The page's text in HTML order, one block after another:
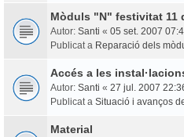
Mòduls "N" festivitat 11
Autor: Santi « 05 set. 2007
Publicat a Reparació dels
Accés a les
Autor: Santi « 27 jul. 2007
Publicat a Situació i avanços
Material